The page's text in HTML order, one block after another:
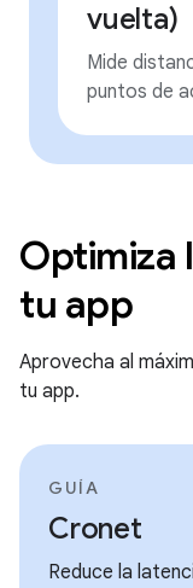
vuelta)
Mide
puntos de
Optimiza
tu app
Aprovecha al
tu app.
GUÍA
Cronet
Reduce la